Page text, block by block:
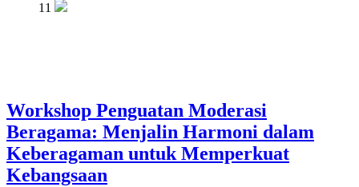
11
Workshop Penguatan Moderasi
Beragama: Menjalin Harmoni dalam
Keberagaman untuk Memperkuat
Kebangsaan